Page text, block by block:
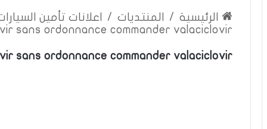
الرئيسية / المنتديات / اعلانات تأمين
sans ordonnance commander valaciclovir
sans ordonnance commander valaciclovir